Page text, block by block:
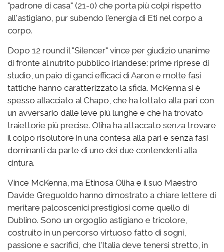
"padrone di casa" (21-0) che porta più colpi rispetto
all'astigiano, pur subendo l'energia di Eti nel corpo a
corpo.
Dopo 12 round il "Silencer" vince per giudizio unanime
di fronte al nutrito pubblico irlandese: prime riprese di
studio, un paio di ganci efficaci di Aaron e molte fasi
tattiche hanno caratterizzato la sfida. McKenna si è
spesso allacciato al Chapo, che ha lottato alla pari con
un avversario dalle leve più lunghe e che ha trovato
traiettorie più precise. Oliha ha attaccato senza trovare
il colpo risolutore in una contesa alla pari e senza fasi
dominanti da parte di uno dei due contendenti alla
cintura.
Vince McKenna, ma Etinosa Oliha e il suo Maestro
Davide Greguoldo hanno dimostrato a chiare lettere di
meritare palcoscenici prestigiosi come quello di
Dublino. Sono un orgoglio astigiano e tricolore,
costruito in un percorso virtuoso fatto di sogni,
passione e sacrifici, che l'Italia deve tenersi stretto, in